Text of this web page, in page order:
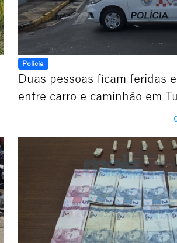
Polícia
Duas pessoas ficam feridas
entre carro e caminhão em